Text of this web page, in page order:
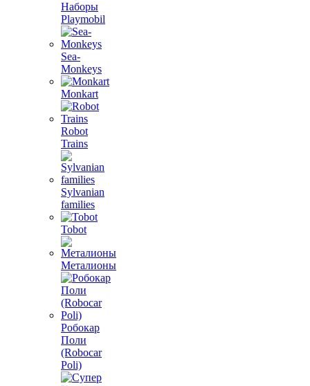
Наборы
Playmobil
Sea-
Monkeys
Monkart
Robot
Trains
Sylvanian
families
Tobot
Металионы
Робокар
Поли
(Robocar
Poli)